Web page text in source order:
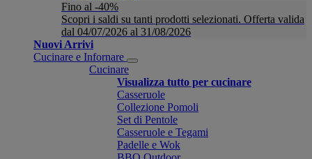
Fino al -40%
Scopri i saldi su tanti prodotti selezionati. Offerta valida
dal 04/07/2026 al 31/08/2026
Nuovi Arrivi
Cucinare e Infornare
Cucinare
Visualizza tutto per cucinare
Casseruole
Collezione Pomoli
Set di Pentole
Casseruole e Tegami
Padelle e Wok